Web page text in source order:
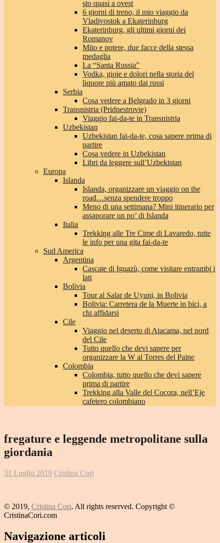
sto quasi a ovest
6 giorni di treno, il mio viaggio da
Vladivostok a Ekaterinburg
Ekaterinburg, gli ultimi giorni dei
Romanov
Mito e potere, due facce della stessa
medaglia
La “Santa Russia”
Vodka, gioie e dolori nella storia del
liquore più amato dai russi
Serbia
Cosa vedere a Belgrado in 3 giorni
Transnistria (Pridnestrovie)
Viaggio fai-da-te in Transnistria
Uzbekistan
Uzbekistan fai-da-te, cosa sapere prima di
partire
Cosa vedere in Uzbekistan
Libri da leggere sull’Uzbekistan
Europa
Islanda
Islanda, organizzare un viaggio on the
road…senza spendere troppo
Meno di una settimana? Mini itinerario per
assaporare un po’ di Islanda
Italia
Trekking alle Tre Cime di Lavaredo, tutte
le info per una gita fai-da-te
Sud America
Argentina
Cascate di Iguazù, come visitare entrambi i
lati
Bolivia
Tour al Salar de Uyuni, in Bolivia
Bolivia: Carretera de la Muerte in bici, a
chi affidarsi
Cile
Viaggio nel deserto di Atacama, nel nord
del Cile
Tutto quello che devi sapere per
organizzare la W al Torres del Paine
Colombia
Colombia, tutto quello che devi sapere
prima di partire
Trekking alla Valle del Cocora, nell’Eje
cafetero colombiano
fregature e leggende metropolitane sulla
giordania
31 Luglio 2019 Cristina Cori
© 2019, Cristina Cori. All rights reserved. Copyright ©
CristinaCori.com
Navigazione articoli